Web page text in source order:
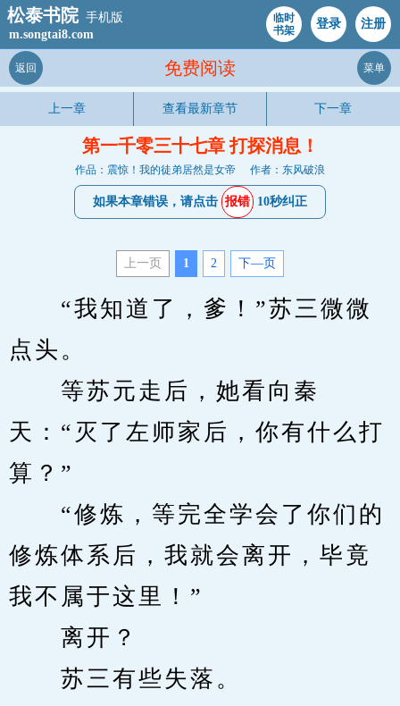
松泰书院 手机版
m.songtai8.com
临时
书架
登录 注册
免费阅读
返回 菜单
上一章 查看最新章节 下一章
第一千零三十七章 打探消息！
作品：震惊！我的徒弟居然是女帝 作者：东风破浪
如果本章错误，请点击 报错 10秒纠正
上一页 1 2 下—页
“我知道了，爹！”苏三微微
点头。
等苏元走后，她看向秦
天：“灭了左师家后，你有什么打
算？”
“修炼，等完全学会了你们的
修炼体系后，我就会离开，毕竟
我不属于这里！”
离开？
苏三有些失落。